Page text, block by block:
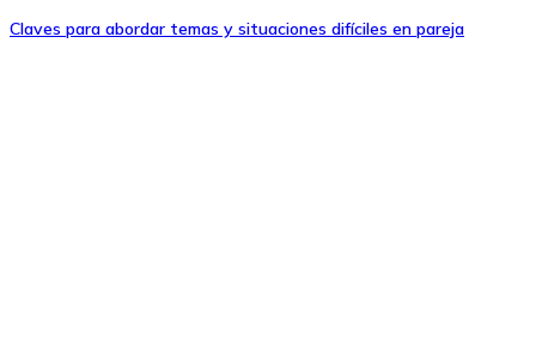
Claves para abordar temas y situaciones difíciles en pareja